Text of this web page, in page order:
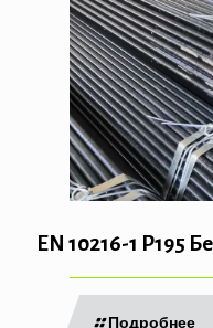
EN 10216-1 P195
Подробнее